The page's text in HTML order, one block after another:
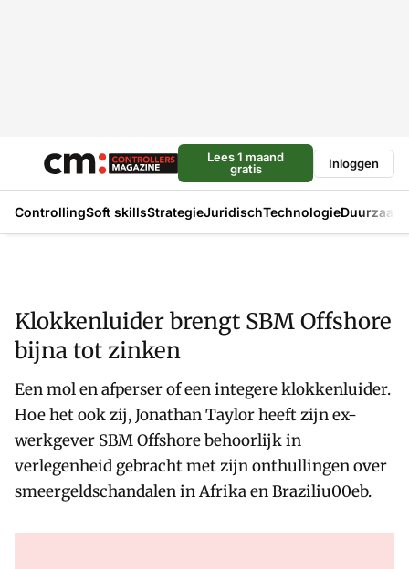
Lees 1 maand
gratis
Inloggen
ControllingSoft skillsStrategieJuridischTechnologie
Klokkenluider brengt SBM Offshore
bijna tot zinken
Een mol en afperser of een integere klokkenluider.
Hoe het ook zij, Jonathan Taylor heeft zijn ex-
werkgever SBM Offshore behoorlijk in
verlegenheid gebracht met zijn onthullingen over
smeergeldschandalen in Afrika en Braziliu00eb.